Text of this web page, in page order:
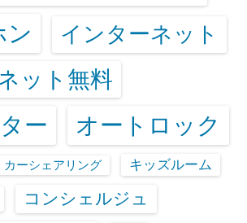
ン インターネット
ット無料
ー オートロック
カーシェアリング キッズルーム
コンシェルジュ